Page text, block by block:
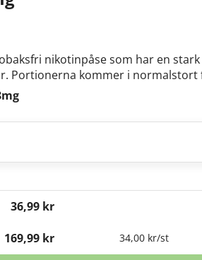
nikotinpåse som har en stark
Portionerna kommer i normalstort
36,99 kr
169,99 kr 34,00 kr/st